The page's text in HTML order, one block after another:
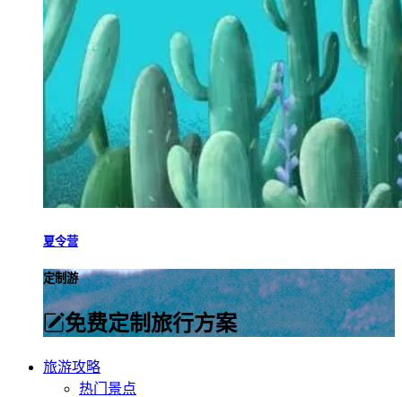
夏令营
定制游
免费定制旅行方案
旅游攻略
热门景点